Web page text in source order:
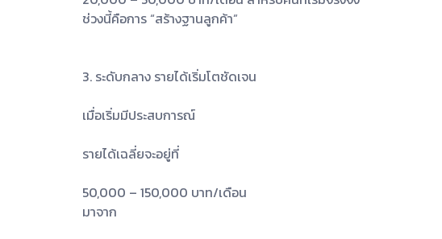
ช่วงนี้คือการ “สร้างฐานลูกค้า”
3. ระดับกลาง รายได้เริ่มโตชัดเจน
เมื่อเริ่มมีประสบการณ์
รายได้เฉลี่ยจะอยู่ที่
50,000 – 150,000 บาท/เดือน
มาจาก